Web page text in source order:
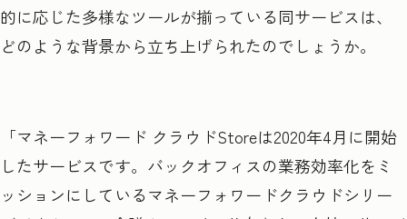
的に応じた多様なツールが揃っている同サービスは、
どのような背景から立ち上げられたのでしょうか。
「マネーフォワード クラウドStoreは2020年4月に開始
したサービスです。バックオフィスの業務効率化をミ
ッションにしているマネーフォワードクラウドシリー